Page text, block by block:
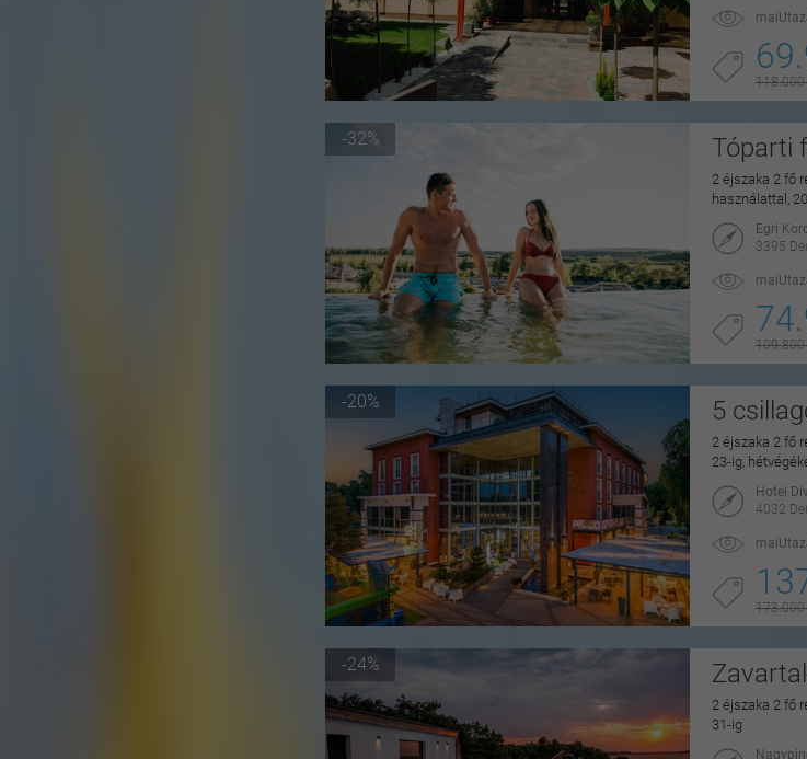
118.000
-32% Tóparti
2 éjszaka 2 fő
használattal,
Egri
3395
109.800
-20% 5
2 éjszaka 2 fő
23-ig,
Hotel
4032
173.000
-24%
2 éjszaka 2 fő
31-ig